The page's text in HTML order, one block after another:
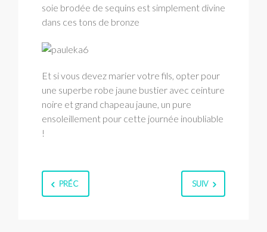
soie brodée de sequins est simplement divine
dans ces tons de bronze
Et si vous devez marier votre fils, opter pour
une superbe robe jaune bustier avec ceinture
noire et grand chapeau jaune, un pure
ensoleillement pour cette journée inoubliable
!
PRÉC SUIV